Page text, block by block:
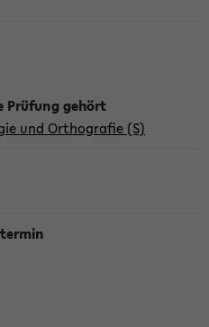
und Orthografie (S)